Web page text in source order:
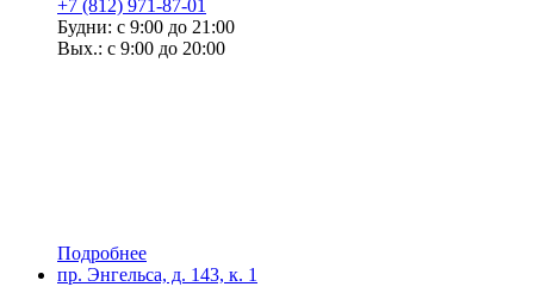
+7 (812) 971-87-01
Будни: с 9:00 до 21:00
Вых.: с 9:00 до 20:00
Подробнее
пр. Энгельса, д. 143, к. 1